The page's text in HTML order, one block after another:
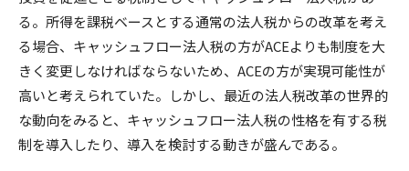
る。所得を課税ベースとする通常の法人税からの改革を考え
る場合、キャッシュフロー法人税の方がACEよりも制度を大
きく変更しなければならないため、ACEの方が実現可能性が
高いと考えられていた。しかし、最近の法人税改革の世界的
な動向をみると、キャッシュフロー法人税の性格を有する税
制を導入したり、導入を検討する動きが盛んである。